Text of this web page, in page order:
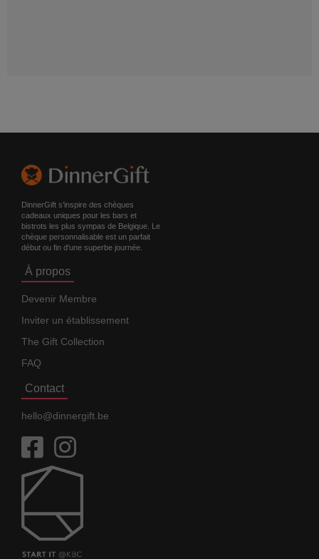
DinnerGift s’inspire des chèques
cadeaux uniques pour les bars et
bistrots les plus sympas de Belgique. Le
chèque personnalisable est un parfait
début ou fin d'une superbe journée.
À propos
Devenir Membre
Inviter un établissement
The Gift Collection
FAQ
Contact
hello@dinnergift.be